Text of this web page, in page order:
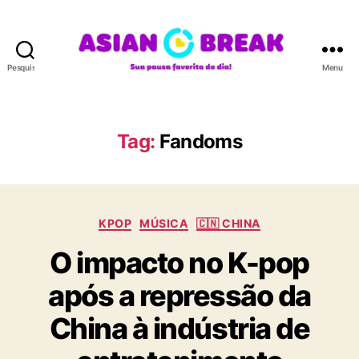
Pesquisar
A
N
R
A
Menu
Tag: Fandoms
C
t
e
g
o
r
i
KPOP MÚSICA 🇨🇳 CHINA
O impacto no K-pop
após a repressão da
China à indústria de